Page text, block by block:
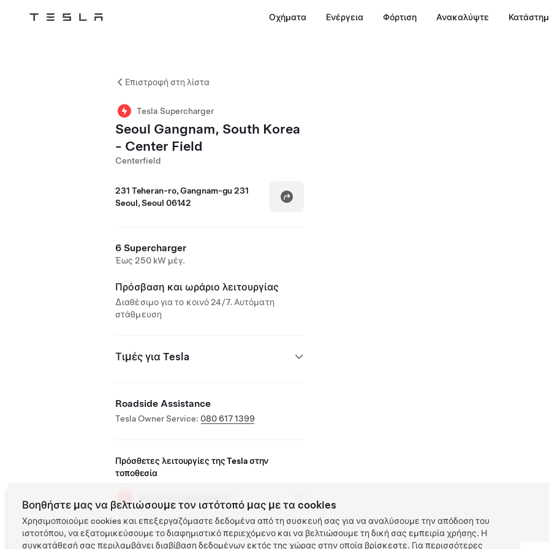
Tesla Οχήματα Ενέργεια Φόρτιση Ανακαλύψτε
Επιστροφή στη λίστα
Tesla Supercharger
Seoul Gangnam, South Korea
- Center Field
Centerfield
231 Teheran-ro, Gangnam-gu 231
Seoul, Seoul 06142
6 Supercharger
Έως 250 kW μέγ.
Πρόσβαση και ωράριο λειτουργίας
Διαθέσιμο για το κοινό 24/7. Αυτόματη
στάθμευση
Τιμές για Tesla
Roadside Assistance
Tesla Owner Service: 080 617 1399
Πρόσθετες λειτουργίες της Tesla στην
τοποθεσία
Βοηθήστε μας να βελτιώσουμε τον ιστότοπό μας με τα cookies
Χρησιμοποιούμε cookies και επεξεργαζόμαστε δεδομένα από τη συσκευή σας για να αναλύσουμε την απόδοση του
ιστοτόπου, να εξατομικεύσουμε το διαφημιστικό περιεχόμενο και να βελτιώσουμε τη δική σας εμπειρία χρήσης. Η
συγκατάθεσή σας περιλαμβάνει διαβίβαση δεδομένων εκτός της χώρας στην οποία βρίσκεστε. Για περισσότερες